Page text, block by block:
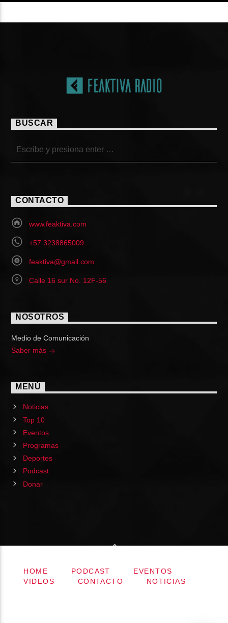
BUSCAR
CONTACTO
www.feaktiva.com
+57 3238865009
feaktiva@gmail.com
Calle 16 sur No. 12F-56
NOSOTROS
Medio de Comunicación
Saber más
MENÚ
Noticias
Top 10
Eventos
Programas
Deportes
Podcast
Donar
HOME PODCAST
EVENTOS
VIDEOS
CONTACTO NOTICIAS